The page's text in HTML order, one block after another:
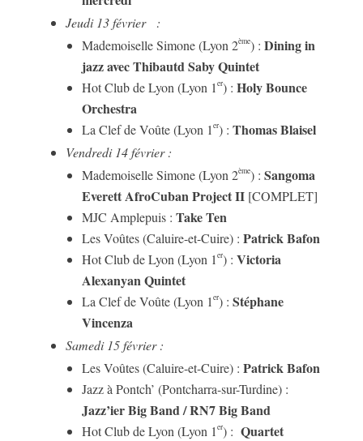
Jeudi 13 février :
Mademoiselle Simone (Lyon 2ème) : Dining in
jazz avec Thibautd Saby Quintet
Hot Club de Lyon (Lyon 1 er) : Holy Bounce
Orchestra
La Clef de Voûte (Lyon 1 er) : Thomas Blaisel
Vendredi 14 février :
Mademoiselle Simone (Lyon 2ème) : Sangoma
Everett AfroCuban Project II[COMPLET]
MJC Amplepuis : Take Ten
Les Voûtes (Caluire-et-Cuire) : Patrick Bafon
Hot Club de Lyon (Lyon 1 er) : Victoria
Alexanyan Quintet
La Clef de Voûte (Lyon 1 er) : Stéphane
Vincenza
Samedi 15 février :
Les Voûtes (Caluire-et-Cuire) : Patrick Bafon
Jazz à Pontch’ (Pontcharra-sur-Turdine) :
Jazz’ier Big Band / RN7 Big Band
Hot Club de Lyon (Lyon 1 er) : Quartet